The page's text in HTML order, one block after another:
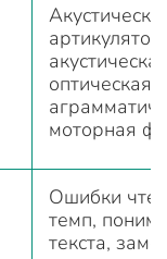
оптическая,
моторная
Ошибки
темп,
текста,